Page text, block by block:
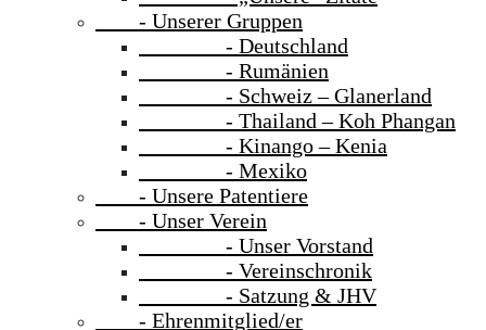
- Unserer Gruppen
- Deutschland
- Rumänien
- Schweiz – Glanerland
- Thailand – Koh Phangan
- Kinango – Kenia
- Mexiko
- Unsere Patentiere
- Unser Verein
- Unser Vorstand
- Vereinschronik
- Satzung & JHV
- Ehrenmitglied/er